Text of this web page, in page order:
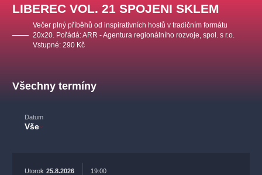
LIBEREC VOL. 21 SPOJENI SKLEM
Večer plný příběhů od inspirativních hostů v tradičním formátu
20x20. Pořádá: ARR - Agentura regionálního rozvoje, spol. s r.o.
Vstupné: 290 Kč
Všechny termíny
Datum
Vše
Utorok 25.8.2026 19:00